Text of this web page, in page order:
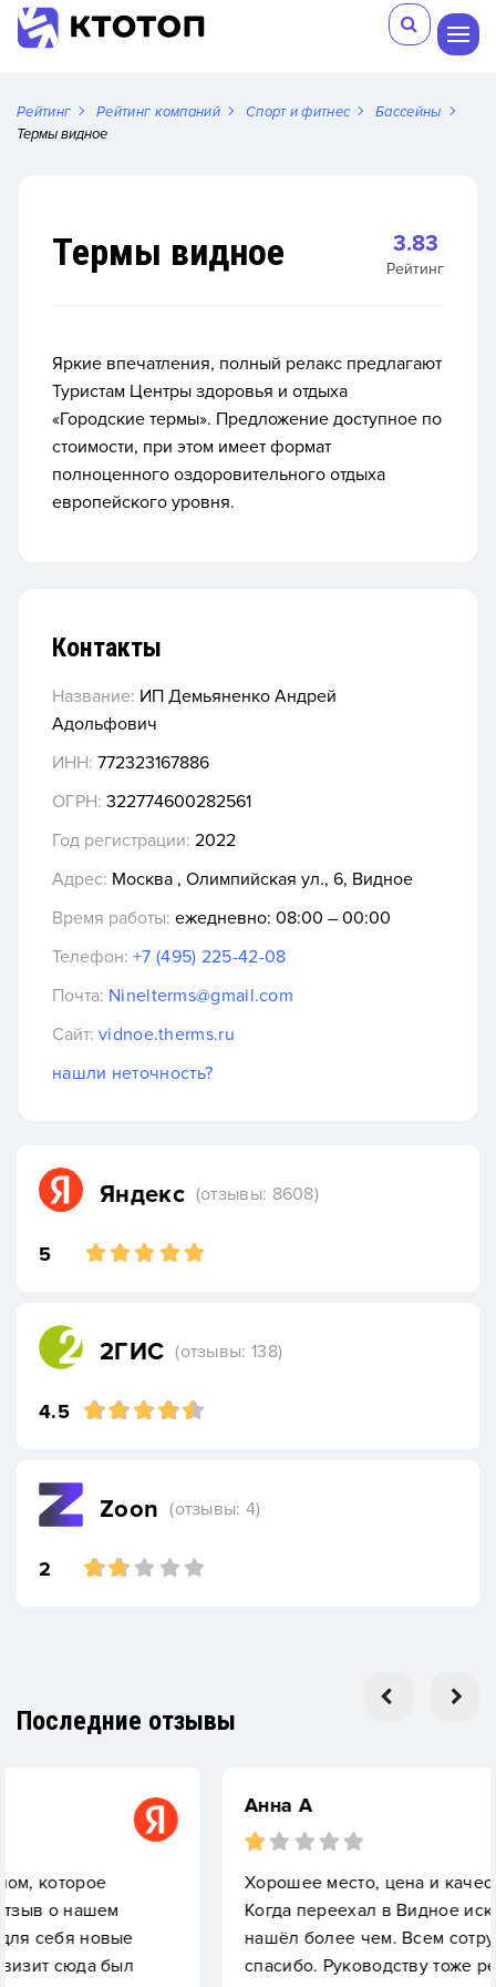
Рейтинг Рейтинг компаний Спорт и фитнес
Бассейны
Термы видное
Термы видное 3.83
Рейтинг
Яркие впечатления, полный релакс предлагают
Туристам Центры здоровья и отдыха
«Городские термы». Предложение доступное по
стоимости, при этом имеет формат
полноценного оздоровительного отдыха
европейского уровня.
Контакты
Название: ИП Демьяненко Андрей
Адольфович
ИНН: 772323167886
ОГРН: 322774600282561
Год регистрации: 2022
Адрес: Москва , Олимпийская ул., 6, Видное
Время работы: ежедневно: 08:00 – 00:00
Телефон: +7 (495) 225-42-08
Почта: Ninelterms@gmail.com
Сайт: vidnoe.therms.ru
нашли неточность?
Яндекс (отзывы: 8608)
5
2ГИС (отзывы: 138)
4.5
Zoon (отзывы: 4)
2
Последние отзывы
Анна А
Хорошее место, цена и качество впринципе.
Когда переехал в Видное искал бани для
нашёл более чем. Всем сотрудникам
спасибо. Руководству тоже респект. Парения